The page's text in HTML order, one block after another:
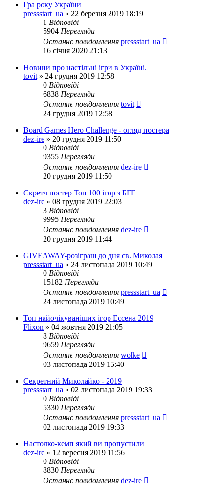
Гра року України
pressstart_ua » 22 березня 2019 18:19
1 Відповіді
5904 Перегляди
Останнє повідомлення pressstart_ua
16 січня 2020 21:13
Новини про настільні ігри в Україні.
tovit » 24 грудня 2019 12:58
0 Відповіді
6838 Перегляди
Останнє повідомлення tovit
24 грудня 2019 12:58
Board Games Hero Challenge - огляд постера
dez-ire » 20 грудня 2019 11:50
0 Відповіді
9355 Перегляди
Останнє повідомлення dez-ire
20 грудня 2019 11:50
Скретч постер Топ 100 ігор з БГГ
dez-ire » 08 грудня 2019 22:03
3 Відповіді
9995 Перегляди
Останнє повідомлення dez-ire
20 грудня 2019 11:44
GIVEAWAY-розіграш до дня св. Миколая
pressstart_ua » 24 листопада 2019 10:49
0 Відповіді
15182 Перегляди
Останнє повідомлення pressstart_ua
24 листопада 2019 10:49
Топ найочікуваніших ігор Ессена 2019
Flixon » 04 жовтня 2019 21:05
8 Відповіді
9659 Перегляди
Останнє повідомлення wolke
03 листопада 2019 15:40
Секретний Миколайко - 2019
pressstart_ua » 02 листопада 2019 19:33
0 Відповіді
5330 Перегляди
Останнє повідомлення pressstart_ua
02 листопада 2019 19:33
Настолко-кемп який ви пропустили
dez-ire » 12 вересня 2019 11:56
0 Відповіді
8830 Перегляди
Останнє повідомлення dez-ire